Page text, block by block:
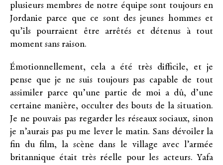
plusieurs membres de notre équipe sont toujours en
Jordanie parce que ce sont des jeunes hommes et
qu’ils pourraient être arrêtés et détenus à tout
moment sans raison.
Émotionnellement, cela a été très difficile, et je
pense que je ne suis toujours pas capable de tout
assimiler parce qu’une partie de moi a dû, d’une
certaine manière, occulter des bouts de la situation.
Je ne pouvais pas regarder les réseaux sociaux, sinon
je n’aurais pas pu me lever le matin. Sans dévoiler la
fin du film, la scène dans le village avec l’armée
britannique était très réelle pour les acteurs. Yafa